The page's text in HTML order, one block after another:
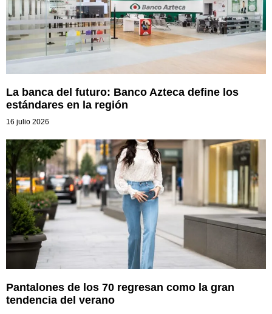
La banca del futuro: Banco Azteca define los
estándares en la región
16 julio 2026
Pantalones de los 70 regresan como la gran
tendencia del verano